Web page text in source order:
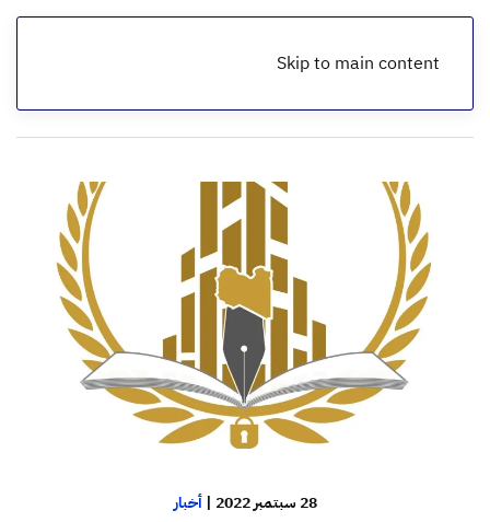
Skip to main content
الرئيسية
28 سبتمبر 2022 |أخبار